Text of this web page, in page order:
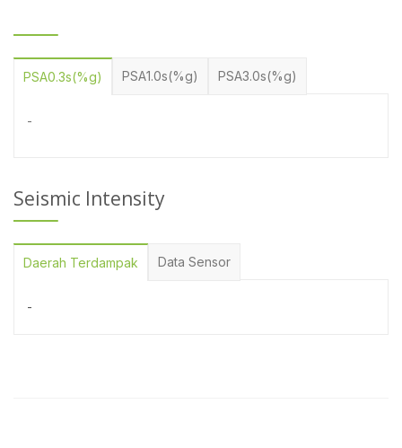
PSA0.3s(%g) PSA1.0s(%g) PSA3.0s(%g)
-
Seismic Intensity
Daerah Terdampak Data Sensor
-